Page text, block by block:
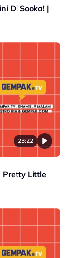
Di Sooka! |
23:22
Pretty Little